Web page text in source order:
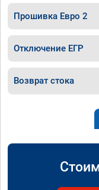
Прошивка Евро 2
Отключение ЕГР
Возврат стока